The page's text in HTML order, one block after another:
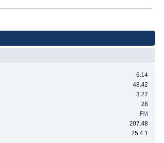
6.14
48.42
3.27
28
FM
207.48
25.4:1